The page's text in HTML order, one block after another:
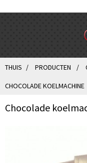
THUIS PRODUCTEN
CHOCOLADE KOELMACHINE
Chocolade